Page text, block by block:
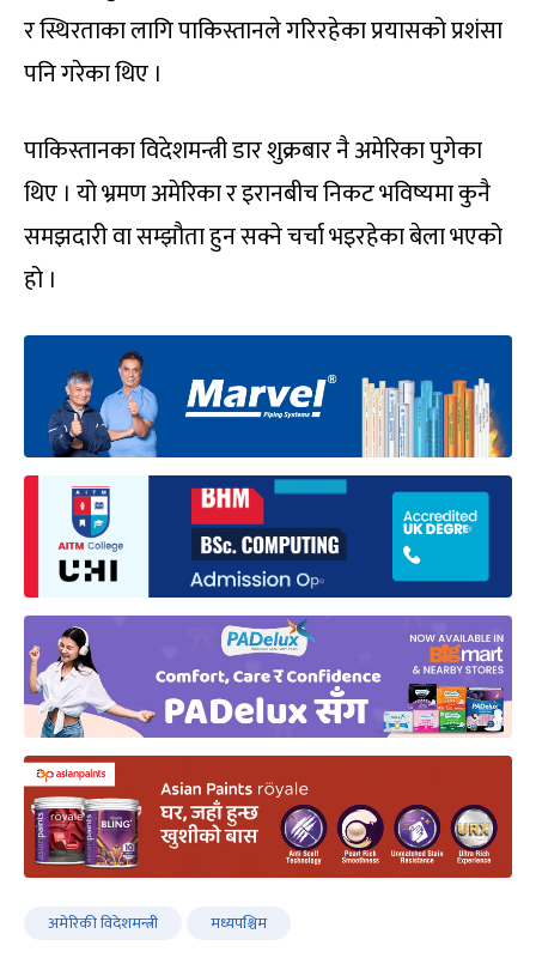
र स्थिरताका लागि पाकिस्तानले गरिरहेका प्रयासको प्रशंसा
पनि गरेका थिए ।
पाकिस्तानका विदेशमन्त्री डार शुक्रबार नै अमेरिका पुगेका
थिए । यो भ्रमण अमेरिका र इरानबीच निकट भविष्यमा कुनै
समझदारी वा सम्झौता हुन सक्ने चर्चा भइरहेका बेला भएको
हो ।
अमेरिकी विदेशमन्त्री मध्यपश्चिम